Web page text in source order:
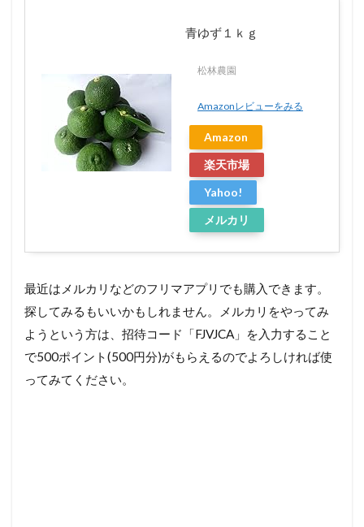
青ゆず１ｋｇ
松林農園
Amazonレビューをみる
Amazon
楽天市場
Yahoo!
メルカリ
最近はメルカリなどのフリマアプリでも購入できます。
探してみるもいいかもしれません。メルカリをやってみ
ようという方は、招待コード「FJVJCA」を入力すること
で500ポイント(500円分)がもらえるのでよろしければ使
ってみてください。